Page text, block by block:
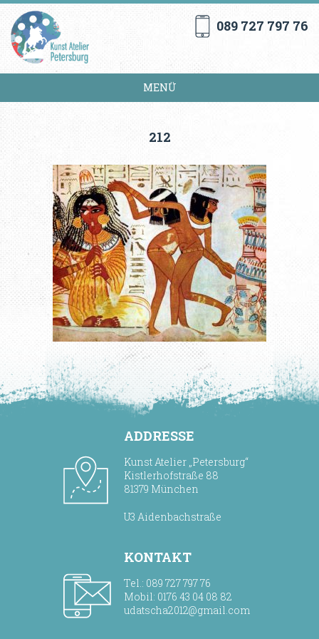
089 727 797 76
MENÜ
212
ADDRESSE
Kunst Atelier „Petersburg“
Kistlerhofstraße 88
81379 München
U3 Aidenbachstraße
KONTAKT
Tel.: 089 727 797 76
Mobil: 0176 43 04 08 82
udatscha2012@gmail.com